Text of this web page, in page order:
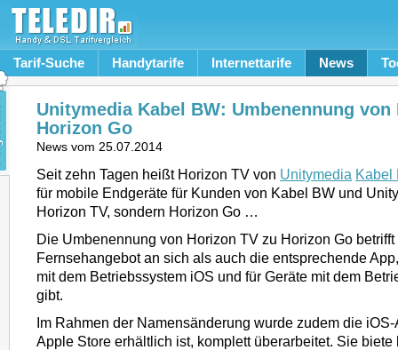
Tarif-Suche Handytarife Internettarife News
Unitymedia Kabel BW: Umbenennung von
Horizon Go
News vom 25.07.2014
Seit zehn Tagen heißt Horizon TV von Unitymedia Kabel
für mobile Endgeräte für Kunden von Kabel BW und
Horizon TV, sondern Horizon Go …
Die Umbenennung von Horizon TV zu Horizon Go
Fernsehangebot an sich als auch die entsprechende
mit dem Betriebssystem iOS und für Geräte mit dem
gibt.
Im Rahmen der Namensänderung wurde zudem die
Apple Store erhältlich ist, komplett überarbeitet. Sie